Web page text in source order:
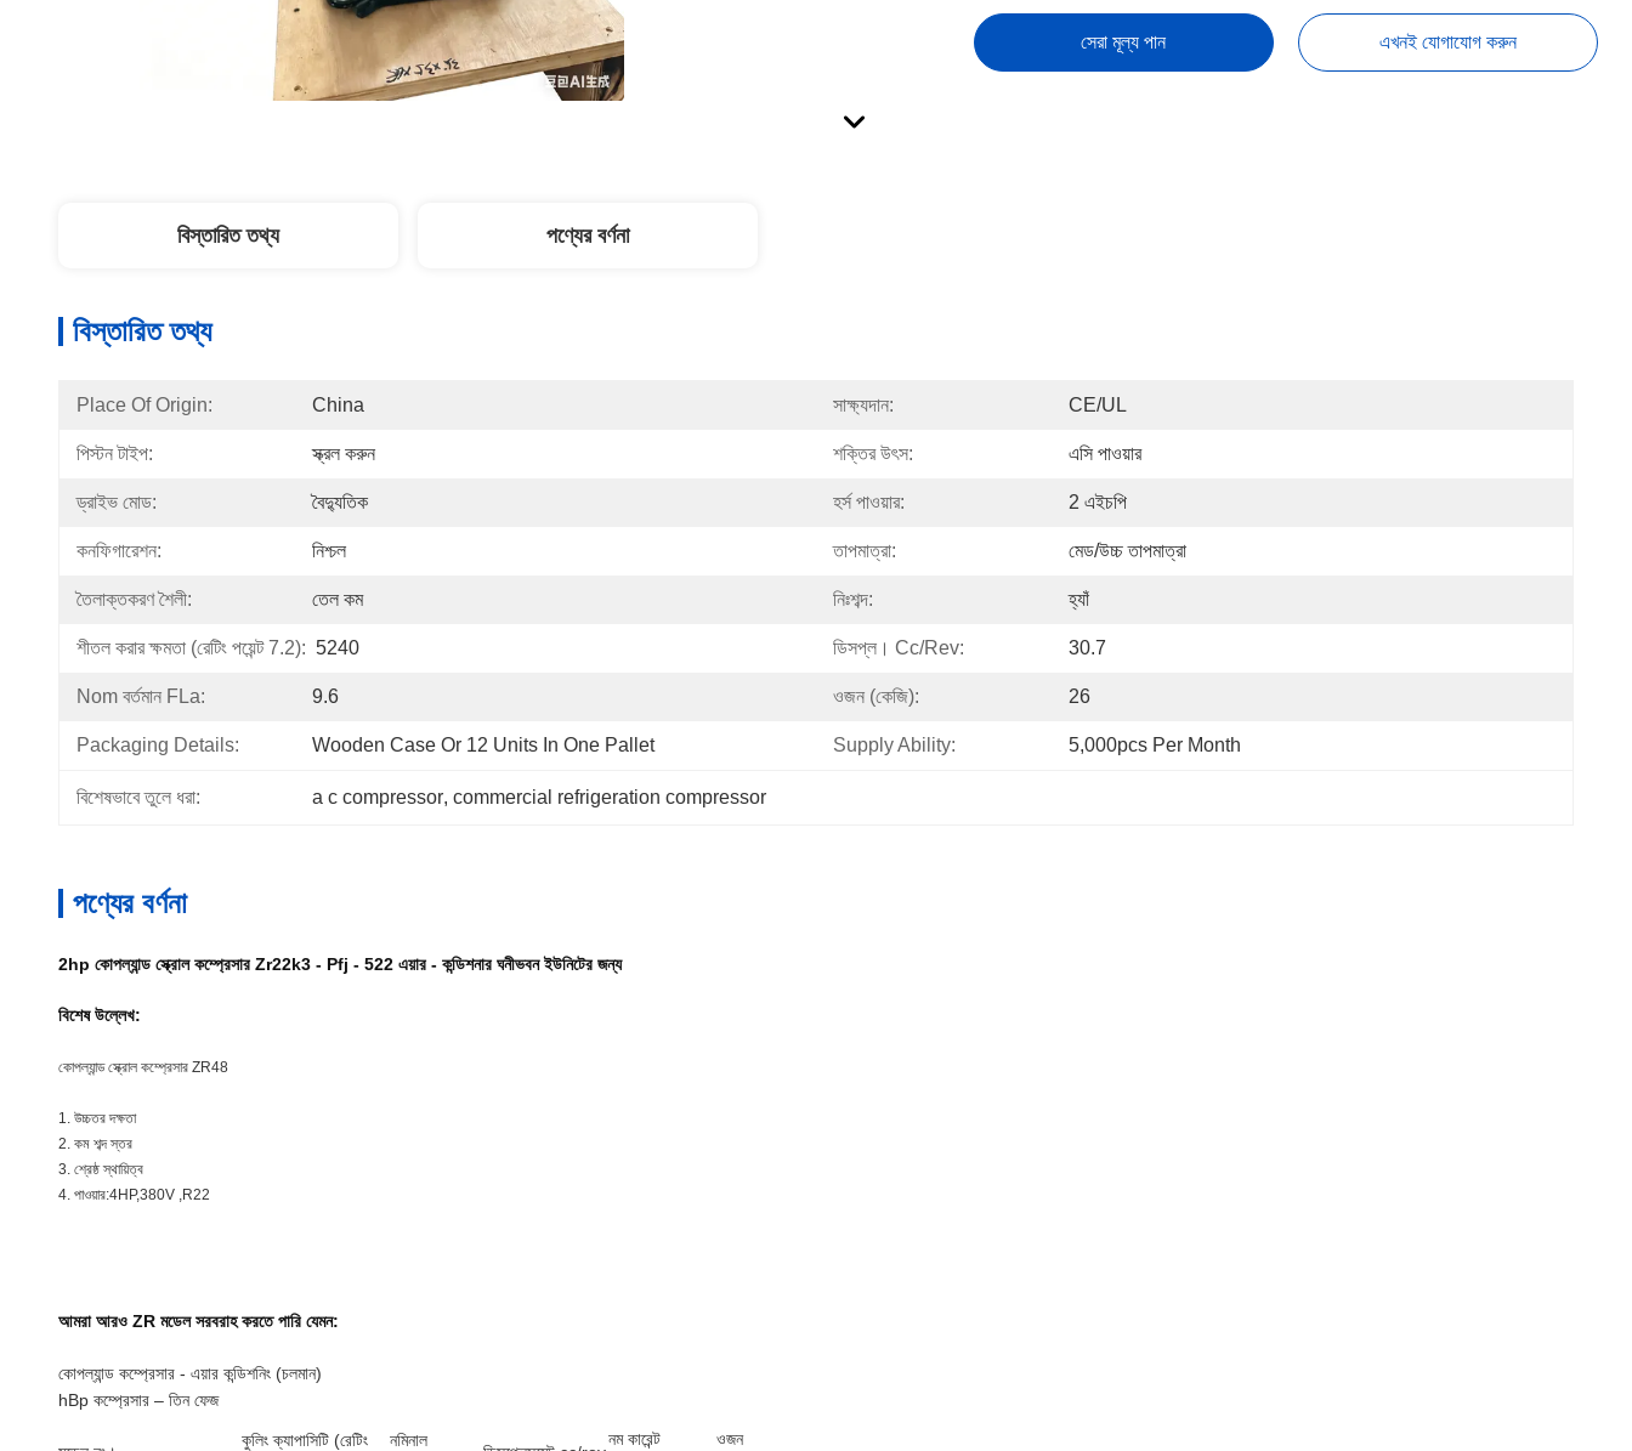
সেরা মূল্য পান এখনই যোগাযোগ করুন
বিস্তারিত তথ্য পণ্যের বর্ণনা
বিস্তারিত তথ্য
Place Of Origin: China সাক্ষ্যদান: CE/UL
পিস্টন টাইপ: স্ক্রল করুন শক্তির উৎস: এসি পাওয়ার
ড্রাইভ মোড: বৈদ্যুতিক হর্স পাওয়ার: 2 এইচপি
কনফিগারেশন: নিশ্চল তাপমাত্রা: মেড/উচ্চ তাপমাত্রা
তৈলাক্তকরণ শৈলী: তেল কম নিঃশব্দ: হ্যাঁ
শীতল করার ক্ষমতা (রেটিং পয়েন্ট 7.2): 5240 ডিসপ্ল। Cc/rev: 30.7
Nom বর্তমান FLa: 9.6 ওজন (কেজি): 26
Packaging Details: Wooden Case Or 12 Units In One Pallet Supply Ability: 5,000pcs Per Month
বিশেষভাবে তুলে ধরা: a c compressor, commercial refrigeration compressor
পণ্যের বর্ণনা
2hp কোপল্যান্ড স্ক্রোল কম্প্রেসার Zr22k3 - Pfj - 522 এয়ার - কন্ডিশনার ঘনীভবন ইউনিটের জন্য
বিশেষ উল্লেখ:
কোপল্যান্ড স্ক্রোল কম্প্রেসার ZR48
1. উচ্চতর দক্ষতা
2. কম শব্দ স্তর
3. শ্রেষ্ঠ স্থায়িত্ব
4. পাওয়ার:4HP,380V ,R22
আমরা আরও ZR মডেল সরবরাহ করতে পারি যেমন:
কোপল্যান্ড কম্প্রেসার - এয়ার কন্ডিশনিং (চলমান)
hBp কম্প্রেসার – তিন ফেজ
কুলিং ক্যাপাসিটি (রেটিং
নমিনাল
নম কারেন্ট ওজন